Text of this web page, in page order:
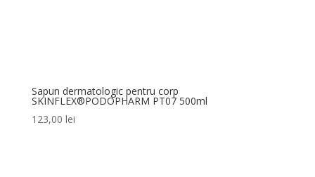
Sapun dermatologic pentru corp
SKINFLEX®PODOPHARM PT07 500ml
123,00 lei